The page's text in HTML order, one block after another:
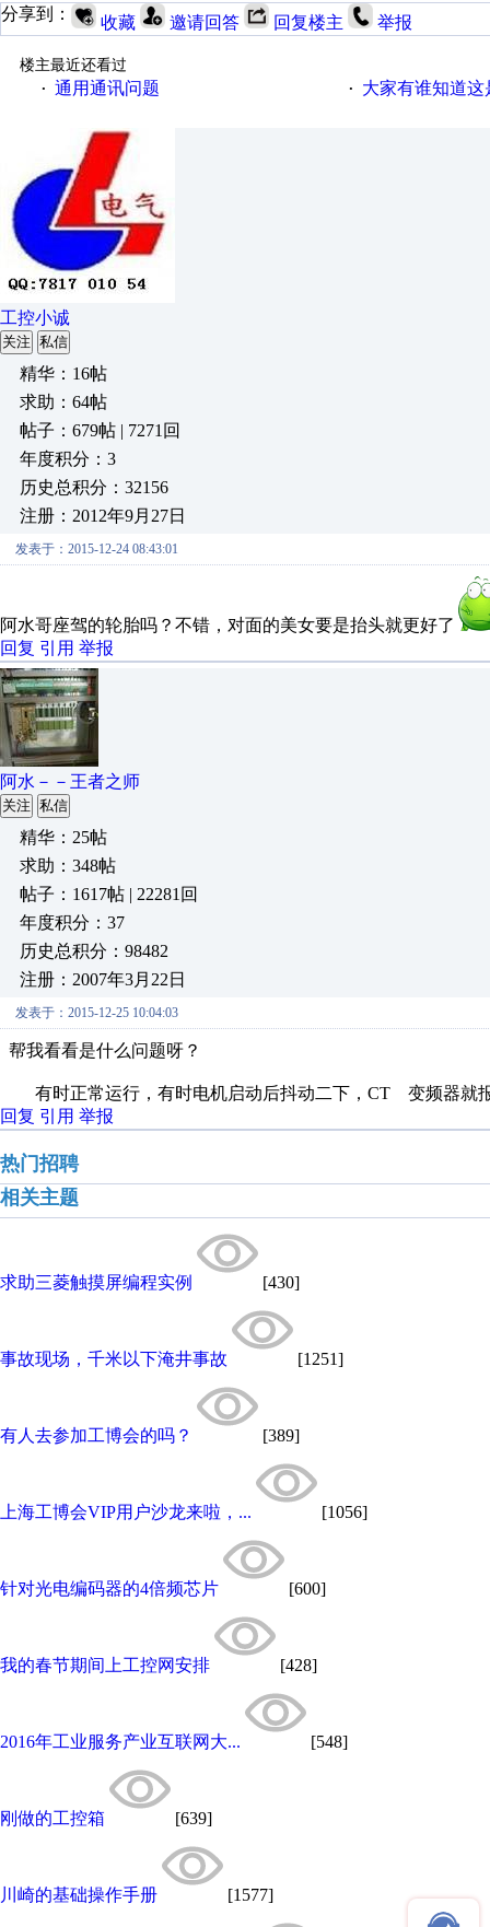
分享到：
收藏 邀请回答 回复楼主 举报
楼主最近还看过
· 通用通讯问题 · 大家有谁知道
工控小诚
关注 私信
精华：16帖
求助：64帖
帖子：679帖 | 7271回
年度积分：3
历史总积分：32156
注册：2012年9月27日
发表于：2015-12-24 08:43:01
阿水哥座驾的轮胎吗？不错，对面的美女要是抬头就更好了
回复 引用 举报
阿水－－王者之师
关注 私信
精华：25帖
求助：348帖
帖子：1617帖 | 22281回
年度积分：37
历史总积分：98482
注册：2007年3月22日
发表于：2015-12-25 10:04:03
帮我看看是什么问题呀？
有时正常运行，有时电机启动后抖动二下，CT 变频器就
回复 引用 举报
热门招聘
相关主题
求助三菱触摸屏编程实例 [430]
事故现场，千米以下淹井事故 [1251]
有人去参加工博会的吗？ [389]
上海工博会VIP用户沙龙来啦，... [1056]
针对光电编码器的4倍频芯片 [600]
我的春节期间上工控网安排 [428]
2016年工业服务产业互联网大... [548]
刚做的工控箱 [639]
川崎的基础操作手册 [1577]